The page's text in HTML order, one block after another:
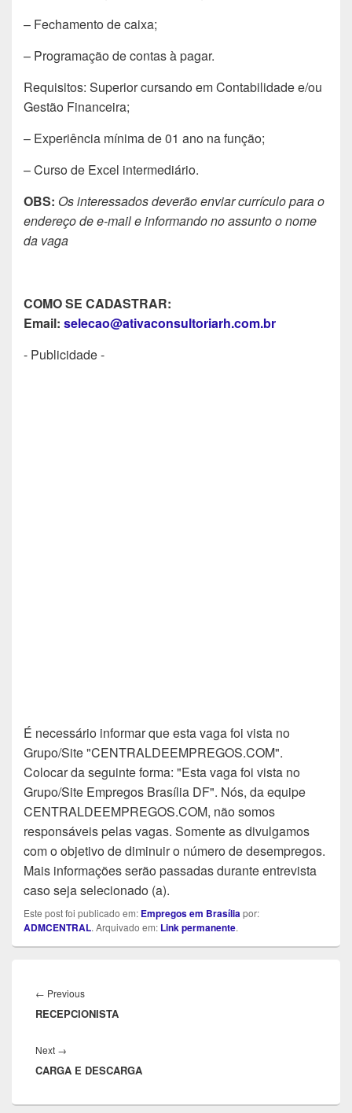
– Fechamento de caixa;
– Programação de contas à pagar.
Requisitos: Superior cursando em Contabilidade e/ou
Gestão Financeira;
– Experiência mínima de 01 ano na função;
– Curso de Excel intermediário.
OBS: Os interessados deverão enviar currículo para o
endereço de e-mail e informando no assunto o nome
da vaga
COMO SE CADASTRAR:
Email: selecao@ativaconsultoriarh.com.br
- Publicidade -
É necessário informar que esta vaga foi vista no
Grupo/Site "CENTRALDEEMPREGOS.COM".
Colocar da seguinte forma: "Esta vaga foi vista no
Grupo/Site Empregos Brasília DF". Nós, da equipe
CENTRALDEEMPREGOS.COM, não somos
responsáveis pelas vagas. Somente as divulgamos
com o objetivo de diminuir o número de desempregos.
Mais informações serão passadas durante entrevista
caso seja selecionado (a).
Este post foi publicado em: Empregos em Brasíliapor:
ADMCENTRAL. Arquivado em: Link permanente.
de
Post
← PreviousPrevious
post:
RECEPCIONISTA
Next →
post:
CARGA E DESCARGA